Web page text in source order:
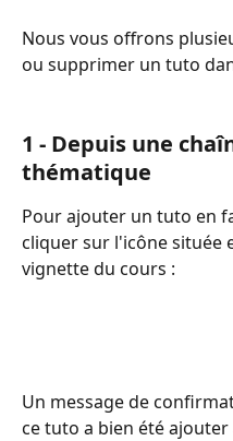
Nous vous offrons
ou supprimer un tuto
1 - Depuis une
thématique
Pour ajouter un tuto en
cliquer sur l'icône située
vignette du cours :
Un message de
ce tuto a bien été ajouter